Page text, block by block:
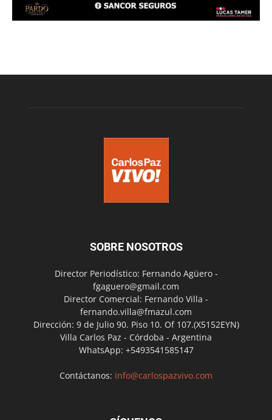
SOBRE NOSOTROS
Director Periodístico: Fernando Agüero -
fgaguero@gmail.com
Director Comercial: Fernando Villa -
fernando.villa@fmazul.com
Dirección: 9 de Julio 90. Piso 10. Of 107.(X5152EYN)
Villa Carlos Paz - Córdoba - Argentina
WhatsApp: +5493541585147
Contáctanos: info@carlospazvivo.com